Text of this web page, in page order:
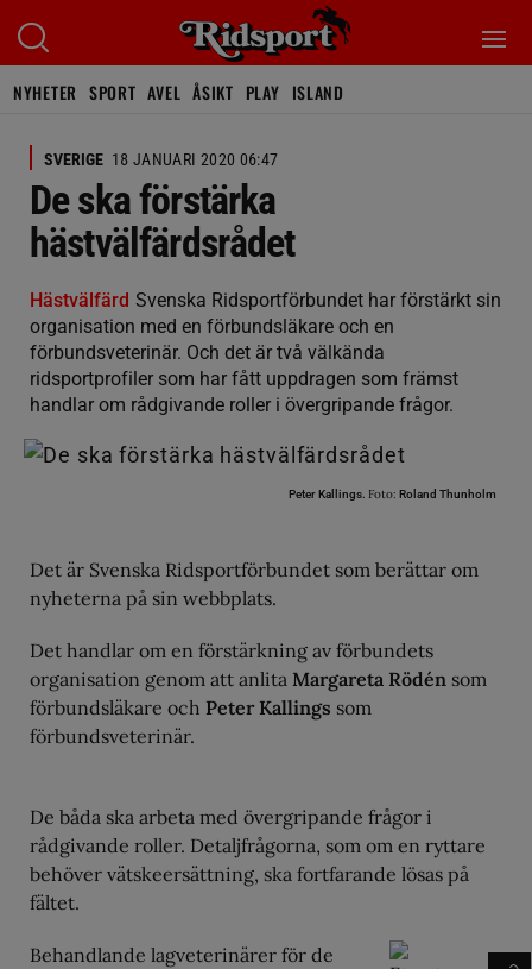
NYHETER SPORT AVEL ÅSIKT PLAY ISLAND
SVERIGE 18 JANUARI 2020 06:47
De ska förstärka
hästvälfärdsrådet
Hästvälfärd Svenska Ridsportförbundet har förstärkt sin
organisation med en förbundsläkare och en
förbundsveterinär. Och det är två välkända
ridsportprofiler som har fått uppdragen som främst
handlar om rådgivande roller i övergripande frågor.
Peter Kallings. Foto: Roland Thunholm
Det är Svenska Ridsportförbundet som berättar om
nyheterna på sin webbplats.
Det handlar om en förstärkning av förbundets
organisation genom att anlita Margareta Rödén som
förbundsläkare och Peter Kallings som
förbundsveterinär.
De båda ska arbeta med övergripande frågor i
rådgivande roller. Detaljfrågorna, som om en ryttare
behöver vätskeersättning, ska fortfarande lösas på
fältet.
Behandlande lagveterinärer för de